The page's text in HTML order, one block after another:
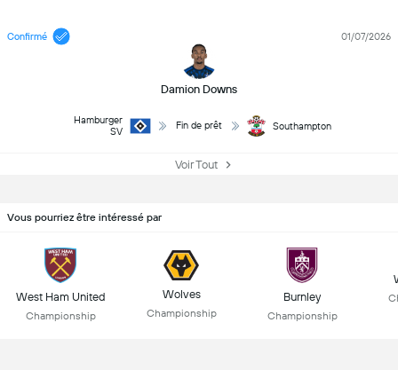
Confirmé
Damion Downs
01/07/2026
Hamburger
SV
Fin de prêt Southampton
Voir Tout
Vous pourriez être intéressé par
West Ham United
Championship
Wolves
Championship
Burnley
Championship